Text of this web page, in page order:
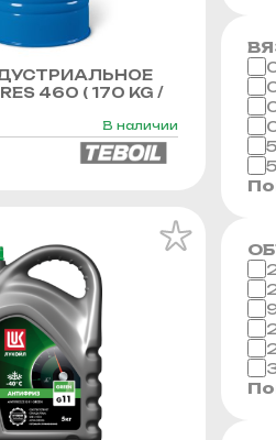
460 ( 170 KG /
В наличии